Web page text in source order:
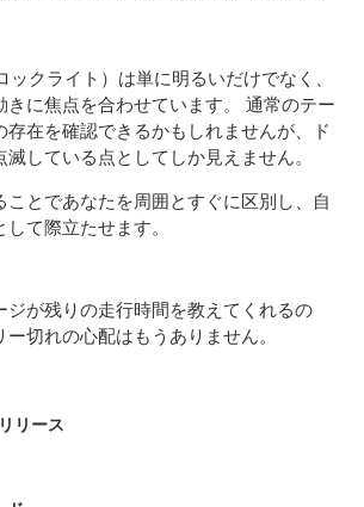
ックライト）は単に明るいだけでなく、
きに焦点を合わせています。 通常のテー
存在を確認できるかもしれませんが、ド
している点としてしか見えません。
とであなたを周囲とすぐに区別し、自
て際立たせます。
ジが残りの走行時間を教えてくれるの
切れの心配はもうありません。
リース